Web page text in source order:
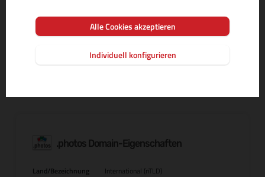
Alle Cookies akzeptieren
Individuell konfigurieren
MEHR INFOS ZUR DOMAIN-ENDUNG
.photos Domain-Eigenschaften
Land/Bezeichnung
International (nTLD)